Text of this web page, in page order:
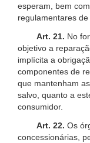
esperam, bem
regulamentares de
Art. 21. No
objetivo a
implícita a
componentes de
que mantenham
salvo, quanto a
consumidor.
Art. 22. Os
concessionárias,